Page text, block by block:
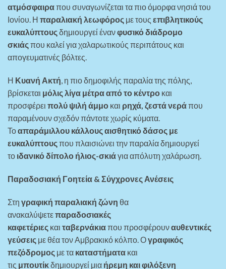
ατμόσφαιραπου συναγωνίζεται τα πιο όμορφα νησιά του
Ιονίου. Η παραλιακή λεωφόρος με τους επιβλητικούς
ευκαλύπτουςδημιουργεί ένανφυσικό διάδρομο
σκιάςπου καλεί για χαλαρωτικούς περιπάτους και
απογευματινές βόλτες.
Η Κυανή Ακτή, η πιο δημοφιλής παραλία της πόλης,
βρίσκεται μόλις λίγα μέτρα από το κέντρο και
προσφέρει πολύ ψιλή άμμο και ρηχά, ζεστά νεράπου
παραμένουν σχεδόν πάντοτε χωρίς κύματα.
Τοαπαράμιλλου κάλλους αισθητικό δάσος με
ευκαλύπτουςπου πλαισιώνει την παραλία δημιουργεί
το ιδανικό δίπολο ήλιος-σκιάγια απόλυτη χαλάρωση.
Παραδοσιακή Γοητεία & Σύγχρονες Ανέσεις
Στη γραφική παραλιακή ζώνη θα
ανακαλύψετεπαραδοσιακές
καφετέριες και ταβερνάκιαπου προσφέρουναυθεντικές
γεύσεις με θέα τον Αμβρακικό κόλπο. Ογραφικός
πεζόδρομος με τα καταστήματα και
τις μπουτίκδημιουργεί μια ήρεμη και φιλόξενη